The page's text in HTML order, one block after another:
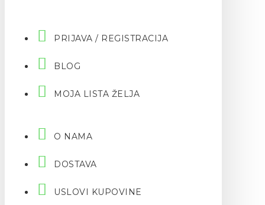
PRIJAVA / REGISTRACIJA
BLOG
MOJA LISTA ŽELJA
O NAMA
DOSTAVA
USLOVI KUPOVINE